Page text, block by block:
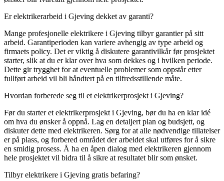
Er elektrikerarbeid i Gjeving dekket av garanti?
Mange profesjonelle elektrikere i Gjeving tilbyr garantier på sitt
arbeid. Garantiperioden kan variere avhengig av type arbeid og
firmaets policy. Det er viktig å diskutere garantivilkår før prosjektet
starter, slik at du er klar over hva som dekkes og i hvilken periode.
Dette gir trygghet for at eventuelle problemer som oppstår etter
fullført arbeid vil bli håndtert på en tilfredsstillende måte.
Hvordan forberede seg til et elektrikerprosjekt i Gjeving?
Før du starter et elektrikerprosjekt i Gjeving, bør du ha en klar idé
om hva du ønsker å oppnå. Lag en detaljert plan og budsjett, og
diskuter dette med elektrikeren. Sørg for at alle nødvendige tillatelser
er på plass, og forbered området der arbeidet skal utføres for å sikre
en smidig prosess. Å ha en åpen dialog med elektrikeren gjennom
hele prosjektet vil bidra til å sikre at resultatet blir som ønsket.
Tilbyr elektrikere i Gjeving gratis befaring?